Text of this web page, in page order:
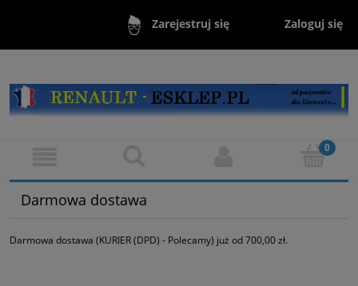
Zarejestruj się Zaloguj się
Darmowa dostawa
Darmowa dostawa (KURIER (DPD) - Polecamy) już od 700,00 zł.